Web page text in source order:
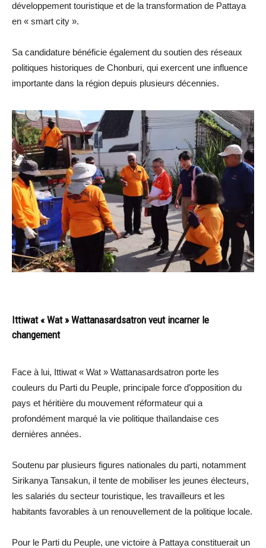
développement touristique et de la transformation de Pattaya
en « smart city ».
Sa candidature bénéficie également du soutien des réseaux
politiques historiques de Chonburi, qui exercent une influence
importante dans la région depuis plusieurs décennies.
Ittiwat « Wat » Wattanasardsatron veut incarner le
changement
Face à lui, Ittiwat « Wat » Wattanasardsatron porte les
couleurs du Parti du Peuple, principale force d’opposition du
pays et héritière du mouvement réformateur qui a
profondément marqué la vie politique thaïlandaise ces
dernières années.
Soutenu par plusieurs figures nationales du parti, notamment
Sirikanya Tansakun, il tente de mobiliser les jeunes électeurs,
les salariés du secteur touristique, les travailleurs et les
habitants favorables à un renouvellement de la politique locale.
Pour le Parti du Peuple, une victoire à Pattaya constituerait un